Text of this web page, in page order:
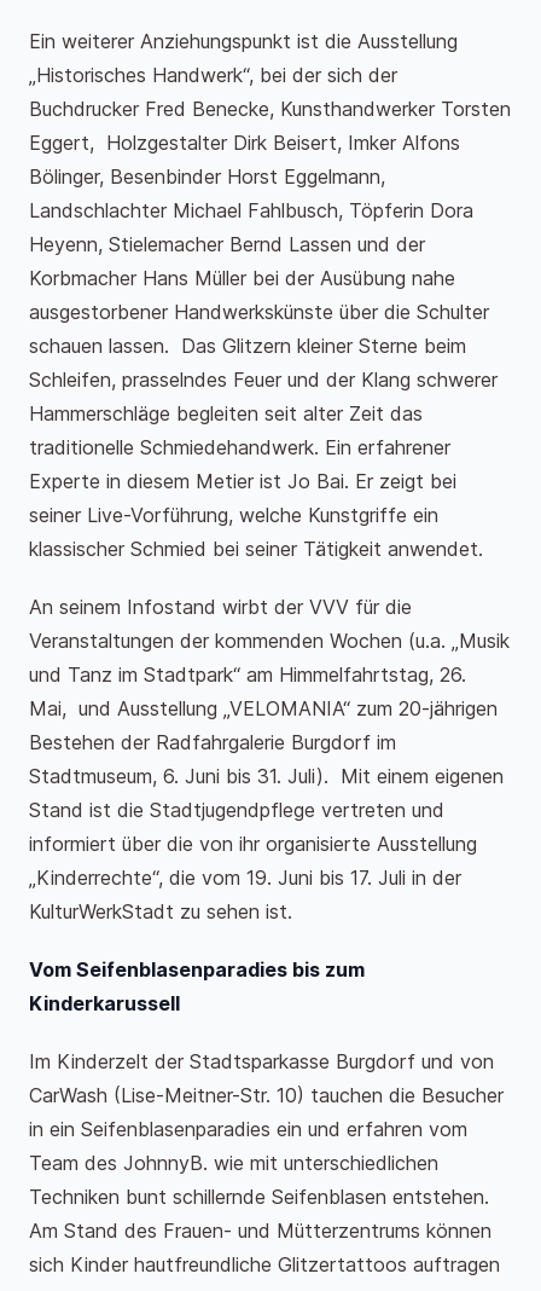
Ein weiterer Anziehungspunkt ist die Ausstellung
„Historisches Handwerk“, bei der sich der
Buchdrucker Fred Benecke, Kunsthandwerker Torsten
Eggert, Holzgestalter Dirk Beisert, Imker Alfons
Bölinger, Besenbinder Horst Eggelmann,
Landschlachter Michael Fahlbusch, Töpferin Dora
Heyenn, Stielemacher Bernd Lassen und der
Korbmacher Hans Müller bei der Ausübung nahe
ausgestorbener Handwerkskünste über die Schulter
schauen lassen. Das Glitzern kleiner Sterne beim
Schleifen, prasselndes Feuer und der Klang schwerer
Hammerschläge begleiten seit alter Zeit das
traditionelle Schmiedehandwerk. Ein erfahrener
Experte in diesem Metier ist Jo Bai. Er zeigt bei
seiner Live-Vorführung, welche Kunstgriffe ein
klassischer Schmied bei seiner Tätigkeit anwendet.
An seinem Infostand wirbt der VVV für die
Veranstaltungen der kommenden Wochen (u.a. „Musik
und Tanz im Stadtpark“ am Himmelfahrtstag, 26.
Mai, und Ausstellung „VELOMANIA“ zum 20-jährigen
Bestehen der Radfahrgalerie Burgdorf im
Stadtmuseum, 6. Juni bis 31. Juli). Mit einem eigenen
Stand ist die Stadtjugendpflege vertreten und
informiert über die von ihr organisierte Ausstellung
„Kinderrechte“, die vom 19. Juni bis 17. Juli in der
KulturWerkStadt zu sehen ist.
Vom Seifenblasenparadies bis zum
Kinderkarussell
Im Kinderzelt der Stadtsparkasse Burgdorf und von
CarWash (Lise-Meitner-Str. 10) tauchen die Besucher
in ein Seifenblasenparadies ein und erfahren vom
Team des JohnnyB. wie mit unterschiedlichen
Techniken bunt schillernde Seifenblasen entstehen.
Am Stand des Frauen- und Mütterzentrums können
sich Kinder hautfreundliche Glitzertattoos auftragen